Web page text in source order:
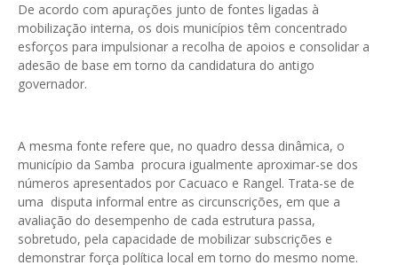
De acordo com apurações junto de fontes ligadas à
mobilização interna, os dois municípios têm concentrado
esforços para impulsionar a recolha de apoios e consolidar a
adesão de base em torno da candidatura do antigo
governador.
A mesma fonte refere que, no quadro dessa dinâmica, o
município da Samba procura igualmente aproximar-se dos
números apresentados por Cacuaco e Rangel. Trata-se de
uma disputa informal entre as circunscrições, em que a
avaliação do desempenho de cada estrutura passa,
sobretudo, pela capacidade de mobilizar subscrições e
demonstrar força política local em torno do mesmo nome.